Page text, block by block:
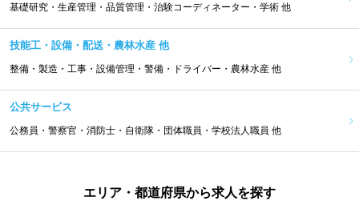
基礎研究・生産管理・品質管理・治験コーディネーター・学術 他
技能工・設備・配送・農林水産 他
整備・製造・工事・設備管理・警備・ドライバー・農林水産 他
公共サービス
公務員・警察官・消防士・自衛隊・団体職員・学校法人職員 他
エリア・都道府県から求人を探す